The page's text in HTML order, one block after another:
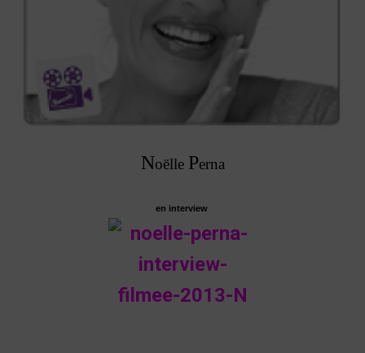
Noëlle Perna
en interview